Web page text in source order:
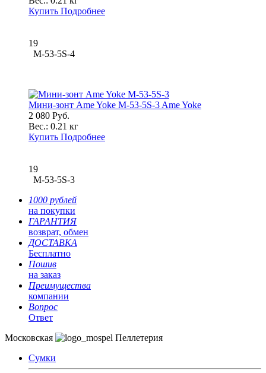
Купить Подробнее
19
M-53-5S-4
Мини-зонт Ame Yoke M-53-5S-3 Ame Yoke
2 080 Руб.
Вес.: 0.21 кг
Купить Подробнее
19
M-53-5S-3
1000 рублей
на покупки
ГАРАНТИЯ
возврат, обмен
ДОСТАВКА
Бесплатно
Пошив
на заказ
Преимущества
компании
Вопрос
Ответ
Московская
Пеллетерия
Сумки